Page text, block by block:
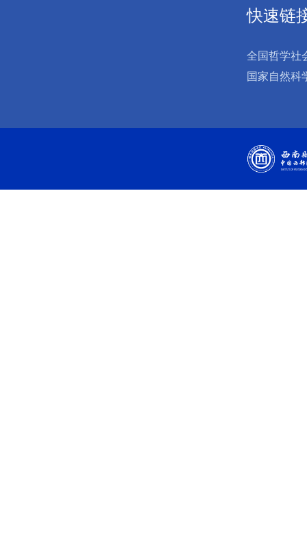
快速链
全国哲学社
国家自然科